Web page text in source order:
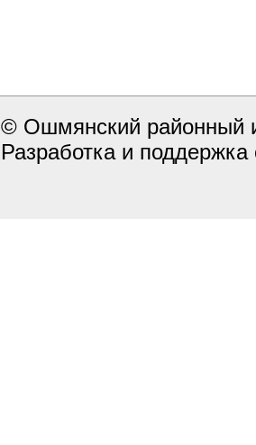
© Ошмянский районный
Разработка и поддержка